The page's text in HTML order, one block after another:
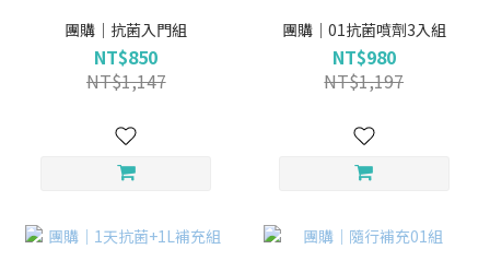
團購｜抗菌入門組
NT$850
NT$1,147
團購｜01抗菌噴劑3入組
NT$980
NT$1,197